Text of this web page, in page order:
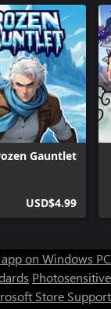
Gauntlet
USD$4.99
app on Windows PC
Photosensitive
Store Support